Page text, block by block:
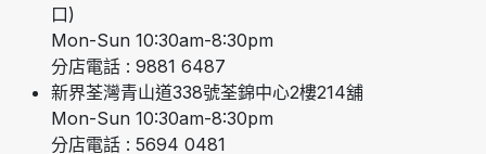
口)
Mon-Sun 10:30am-8:30pm
分店電話 : 9881 6487
新界荃灣青山道338號荃錦中心2樓214舖
Mon-Sun 10:30am-8:30pm
分店電話 : 5694 0481